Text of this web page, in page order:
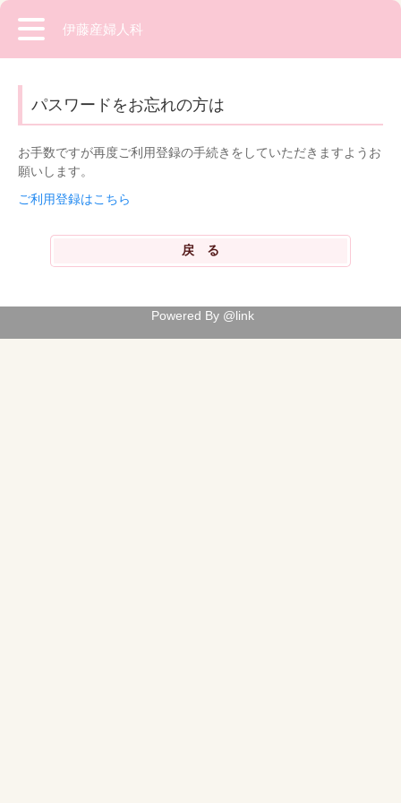
伊藤産婦人科
パスワードをお忘れの方は
お手数ですが再度ご利用登録の手続きをしていただきますようお
願いします。
ご利用登録はこちら
Powered By @link